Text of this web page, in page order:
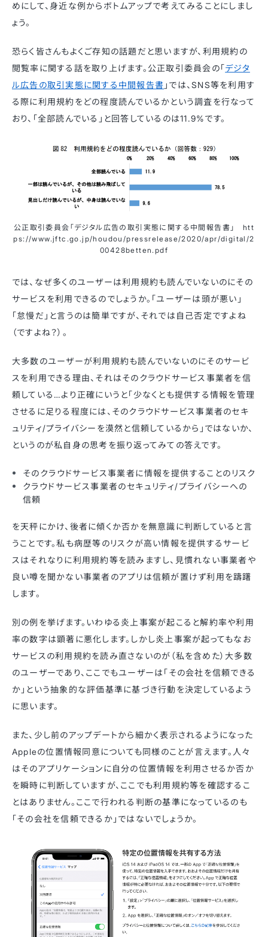
めにして、身近な例からボトムアップで考えてみることにしまし
ょう。
恐らく皆さんもよくご存知の話題だと思いますが、利用規約の
閲覧率に関する話を取り上げます。公正取引委員会の「デジタ
ル広告の取引実態に関する中間報告書 」では、SNS等を利用す
る際に利用規約をどの程度読んでいるかという調査を行なって
おり、「全部読んでいる」と回答しているのは11.9%です。
公正取引委員会「デジタル広告の取引実態に関する中間報告書」 htt
ps://www.jftc.go.jp/houdou/pressrelease/2020/apr/digital/2
00428betten.pdf
では、なぜ多くのユーザーは利用規約も読んでいないのにその
サービスを利用できるのでしょうか。「ユーザーは頭が悪い」
「怠慢だ」と言うのは簡単ですが、それでは自己否定ですよね
（ですよね？）。
大多数のユーザーが利用規約も読んでいないのにそのサービ
スを利用できる理由、それはそのクラウドサービス事業者を信
頼している…より正確にいうと「少なくとも提供する情報を管理
させるに足りる程度には、そのクラウドサービス事業者のセキ
ュリティ/プライバシーを漠然と信頼しているから」ではないか、
というのが私自身の思考を振り返ってみての答えです。
そのクラウドサービス事業者に情報を提供することのリスク
クラウドサービス事業者のセキュリティ/プライバシーへの
信頼
を天秤にかけ、後者に傾くか否かを無意識に判断していると言
うことです。私も病歴等のリスクが高い情報を提供するサービ
スはそれなりに利用規約等を読みますし、見慣れない事業者や
良い噂を聞かない事業者のアプリは信頼が置けず利用を躊躇
します。
別の例を挙げます。いわゆる炎上事案が起こると解約率や利用
率の数字は顕著に悪化します。しかし炎上事案が起ってもなお
サービスの利用規約を読み直さないのが（私を含めた）大多数
のユーザーであり、ここでもユーザーは「その会社を信頼できる
か」という抽象的な評価基準に基づき行動を決定しているよう
に思います。
また、少し前のアップデートから細かく表示されるようになった
Appleの位置情報同意についても同様のことが言えます。人々
はそのアプリケーションに自分の位置情報を利用させるか否か
を瞬時に判断していますが、ここでも利用規約等を確認するこ
とはありません。ここで行われる判断の基準になっているのも
「その会社を信頼できるか」ではないでしょうか。